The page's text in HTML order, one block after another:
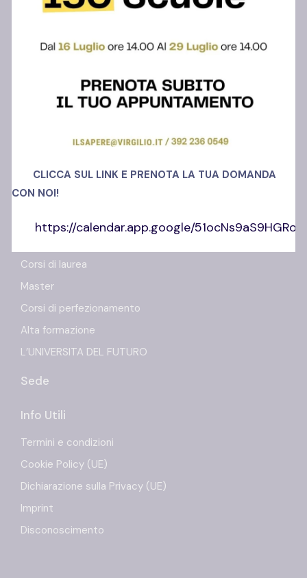
Via Madonnelle, 69
Richiedi info
+39 392 23 60 549
Offerta Formativa
Corsi di laurea
Master
Corsi di perfezionamento
Alta formazione
L’UNIVERSITA DEL FUTURO
Sede
Info Utili
Termini e condizioni
Cookie Policy (UE)
Dichiarazione sulla Privacy (UE)
Imprint
Disconoscimento
CLICCA SUL LINK E PRENOTA LA TUA DOMANDA
CON NOI!
https://calendar.app.google/